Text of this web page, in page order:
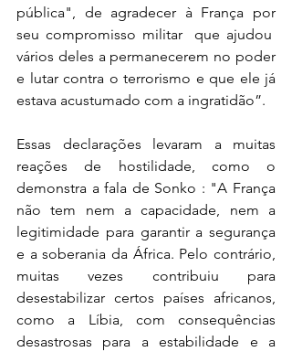
pública", de agradecer à França por
seu compromisso militar  que ajudou
vários deles a permanecerem no poder
e lutar contra o terrorismo e que ele já
estava acustumado com a ingratidão”.
Essas declarações levaram a muitas
reações de hostilidade, como o
demonstra a fala de Sonko : "A França
não tem nem a capacidade, nem a
legitimidade para garantir a segurança
e a soberania da África. Pelo contrário,
muitas vezes contribuiu para
desestabilizar certos países africanos,
como a Líbia, com consequências
desastrosas para a estabilidade e a